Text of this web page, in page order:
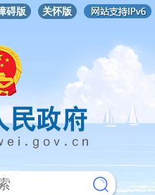
碍版 关怀版